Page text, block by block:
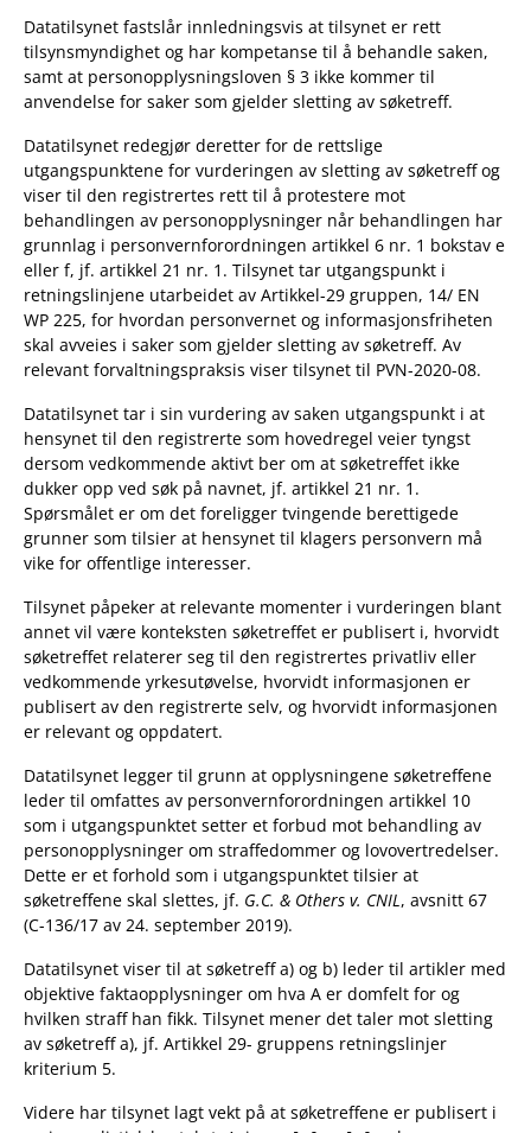
Datatilsynet fastslår innledningsvis at tilsynet er rett
tilsynsmyndighet og har kompetanse til å behandle saken,
samt at personopplysningsloven § 3 ikke kommer til
anvendelse for saker som gjelder sletting av søketreff.
Datatilsynet redegjør deretter for de rettslige
utgangspunktene for vurderingen av sletting av søketreff og
viser til den registrertes rett til å protestere mot
behandlingen av personopplysninger når behandlingen har
grunnlag i personvernforordningen artikkel 6 nr. 1 bokstav e
eller f, jf. artikkel 21 nr. 1. Tilsynet tar utgangspunkt i
retningslinjene utarbeidet av Artikkel-29 gruppen, 14/ EN
WP 225, for hvordan personvernet og informasjonsfriheten
skal avveies i saker som gjelder sletting av søketreff. Av
relevant forvaltningspraksis viser tilsynet til PVN-2020-08.
Datatilsynet tar i sin vurdering av saken utgangspunkt i at
hensynet til den registrerte som hovedregel veier tyngst
dersom vedkommende aktivt ber om at søketreffet ikke
dukker opp ved søk på navnet, jf. artikkel 21 nr. 1.
Spørsmålet er om det foreligger tvingende berettigede
grunner som tilsier at hensynet til klagers personvern må
vike for offentlige interesser.
Tilsynet påpeker at relevante momenter i vurderingen blant
annet vil være konteksten søketreffet er publisert i, hvorvidt
søketreffet relaterer seg til den registrertes privatliv eller
vedkommende yrkesutøvelse, hvorvidt informasjonen er
publisert av den registrerte selv, og hvorvidt informasjonen
er relevant og oppdatert.
Datatilsynet legger til grunn at opplysningene søketreffene
leder til omfattes av personvernforordningen artikkel 10
som i utgangspunktet setter et forbud mot behandling av
personopplysninger om straffedommer og lovovertredelser.
Dette er et forhold som i utgangspunktet tilsier at
søketreffene skal slettes, jf. G.C. & Others v. CNIL, avsnitt 67
(C-136/17 av 24. september 2019).
Datatilsynet viser til at søketreff a) og b) leder til artikler med
objektive faktaopplysninger om hva A er domfelt for og
hvilken straff han fikk. Tilsynet mener det taler mot sletting
av søketreff a), jf. Artikkel 29- gruppens retningslinjer
kriterium 5.
Videre har tilsynet lagt vekt på at søketreffene er publisert i